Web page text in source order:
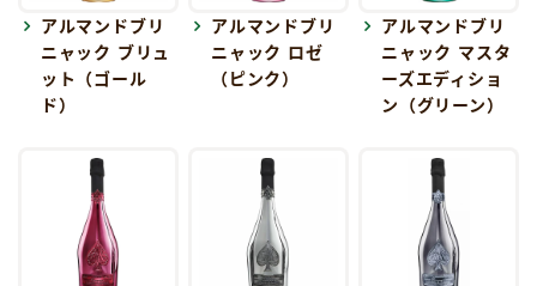
アルマンドブリ
ニャック ブリュ
ット（ゴール
ド）
アルマンドブリ
ニャック ロゼ
（ピンク）
アルマンドブリ
ニャック マスタ
ーズエディショ
ン（グリーン）